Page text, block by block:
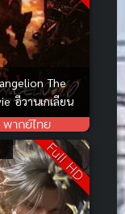
The
อีวานเกเลียน
พากย์ไทย
Full HD